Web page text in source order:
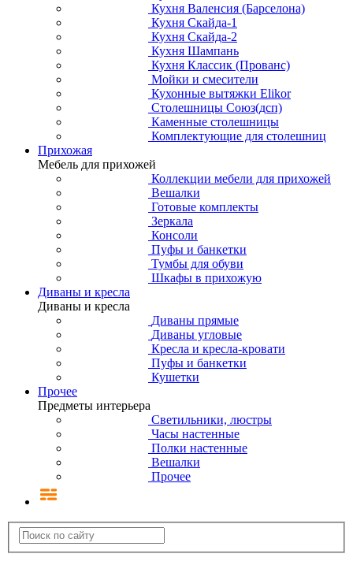
Кухня Валенсия (Барселона)
Кухня Скайда-1
Кухня Скайда-2
Кухня Шампань
Кухня Классик (Прованс)
Мойки и смесители
Кухонные вытяжки Elikor
Столешницы Союз(дсп)
Каменные столешницы
Комплектующие для столешниц
Прихожая
Мебель для прихожей
Коллекции мебели для прихожей
Вешалки
Готовые комплекты
Зеркала
Консоли
Пуфы и банкетки
Тумбы для обуви
Шкафы в прихожую
Диваны и кресла
Диваны и кресла
Диваны прямые
Диваны угловые
Кресла и кресла-кровати
Пуфы и банкетки
Кушетки
Прочее
Предметы интерьера
Светильники, люстры
Часы настенные
Полки настенные
Вешалки
Прочее